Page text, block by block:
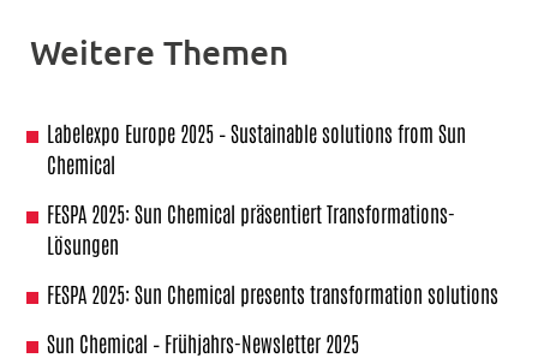
Weitere Themen
Labelexpo Europe 2025 – Sustainable solutions from Sun
Chemical
FESPA 2025: Sun Chemical präsentiert Transformations-
Lösungen
FESPA 2025: Sun Chemical presents transformation solutions
Sun Chemical – Frühjahrs-Newsletter 2025